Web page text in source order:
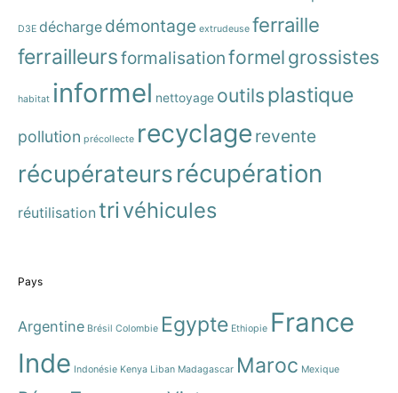
D3E décharge démontage extrudeuse ferraille
ferrailleursformalisationformelgrossistes
habitat informel nettoyage outilsplastique
pollution précollecte recyclage revente
récupérateursrécupération
réutilisation trivéhicules
Pays
Argentine Brésil Colombie Egypte Ethiopie France
Inde Indonésie Kenya Liban Madagascar Maroc Mexique